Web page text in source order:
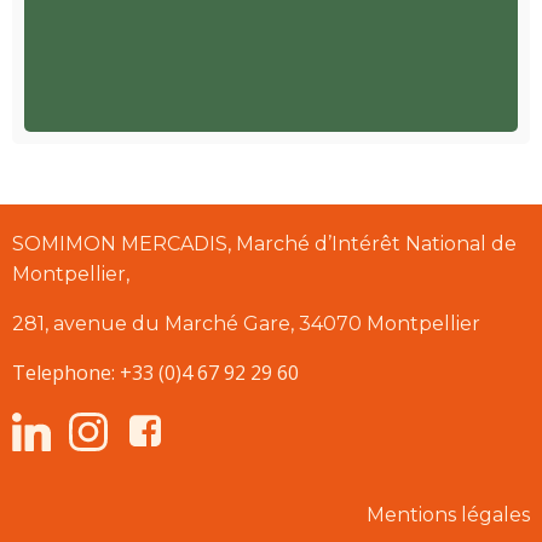
SOMIMON MERCADIS, Marché d’Intérêt National de
Montpellier,
281, avenue du Marché Gare, 34070 Montpellier
Telephone: +33 (0)4 67 92 29 60
Mentions légales